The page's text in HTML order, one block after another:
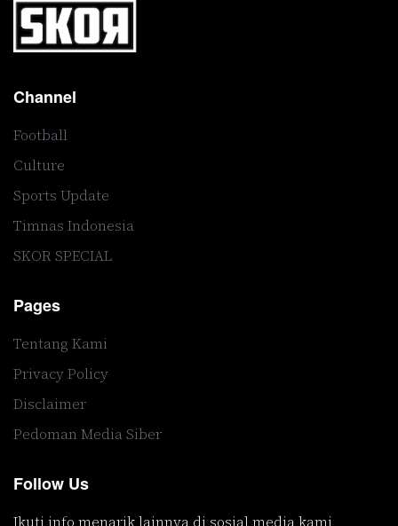
Channel
Football
Culture
Sports Update
Timnas Indonesia
SKOR SPECIAL
Pages
Tentang Kami
Privacy Policy
Disclaimer
Pedoman Media Siber
Follow Us
Ikuti info menarik lainnya di sosial media kami